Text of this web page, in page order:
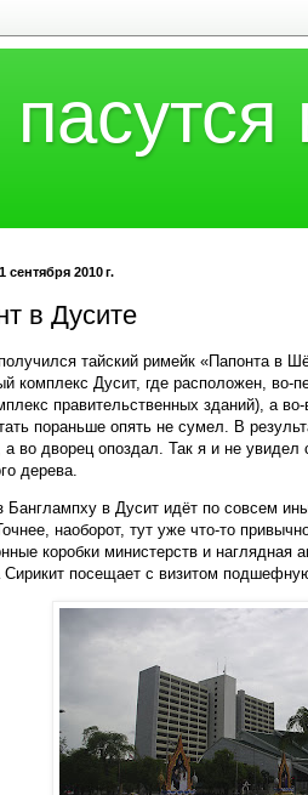
сентября 2010 г.
в Дусите
тайский римейк «Папонта в
комплекс Дусит, где расположен, во-
правительственных зданий), а
пораньше опять не сумел. В
а во дворец опоздал. Так я и не
дерева.
Банглампху в Дусит идёт по совсем
наоборот, тут уже что-то
коробки министерств и наглядная
Сирикит посещает с визитом